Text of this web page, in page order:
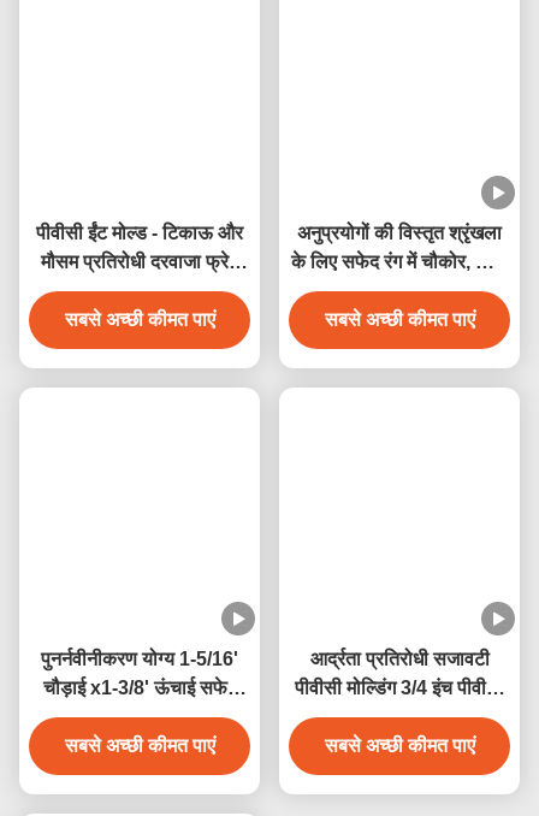
टैग: पीवीसी खिड़की ट्रिम कर दीजिए
बाहरी खिड़की ट्रिम कर दीजिए
पीवीसी ईंट मोल्ड - टिकाऊ और
मौसम प्रतिरोधी दरवाजा फ्रेम
ट्रिम
अनुप्रयोगों की विस्तृत श्रृंखला
के लिए सफेद रंग में चौकोर, ट्रिम
बोर्ड पीवीसी मोल्डिंग पीवीसी प्लैंक